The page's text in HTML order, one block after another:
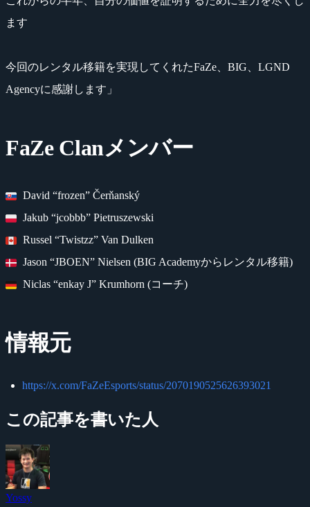
ます
今回のレンタル移籍を実現してくれたFaZe、BIG、LGND
Agencyに感謝します」
FaZe Clanメンバー
David “frozen” Čerňanský
Jakub “jcobbb” Pietruszewski
Russel “Twistzz” Van Dulken
Jason “JBOEN” Nielsen (BIG Academyからレンタル移籍)
Niclas “enkay J” Krumhorn (コーチ)
情報元
https://x.com/FaZeEsports/status/2070190525626393021
この記事を書いた人
Yossy